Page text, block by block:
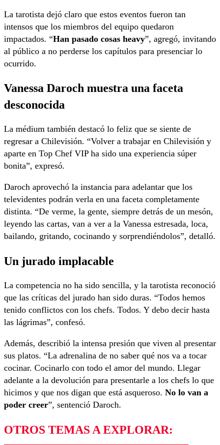
La tarotista dejó claro que estos eventos fueron tan
intensos que los miembros del equipo quedaron
impactados. “Han pasado cosas heavy”, agregó, invitando
al público a no perderse los capítulos para presenciar lo
ocurrido.
Vanessa Daroch muestra una faceta
desconocida
La médium también destacó lo feliz que se siente de
regresar a Chilevisión. “Volver a trabajar en Chilevisión y
aparte en Top Chef VIP ha sido una experiencia súper
bonita”, expresó.
Daroch aprovechó la instancia para adelantar que los
televidentes podrán verla en una faceta completamente
distinta. “De verme, la gente, siempre detrás de un mesón,
leyendo las cartas, van a ver a la Vanessa estresada, loca,
bailando, gritando, cocinando y sorprendiéndolos”, detalló.
Un jurado implacable
La competencia no ha sido sencilla, y la tarotista reconoció
que las críticas del jurado han sido duras. “Todos hemos
tenido conflictos con los chefs. Todos. Y debo decir hasta
las lágrimas”, confesó.
Además, describió la intensa presión que viven al presentar
sus platos. “La adrenalina de no saber qué nos va a tocar
cocinar. Cocinarlo con todo el amor del mundo. Llegar
adelante a la devolución para presentarle a los chefs lo que
hicimos y que nos digan que está asqueroso. No lo van a
poder creer”, sentenció Daroch.
OTROS TEMAS A EXPLORAR: